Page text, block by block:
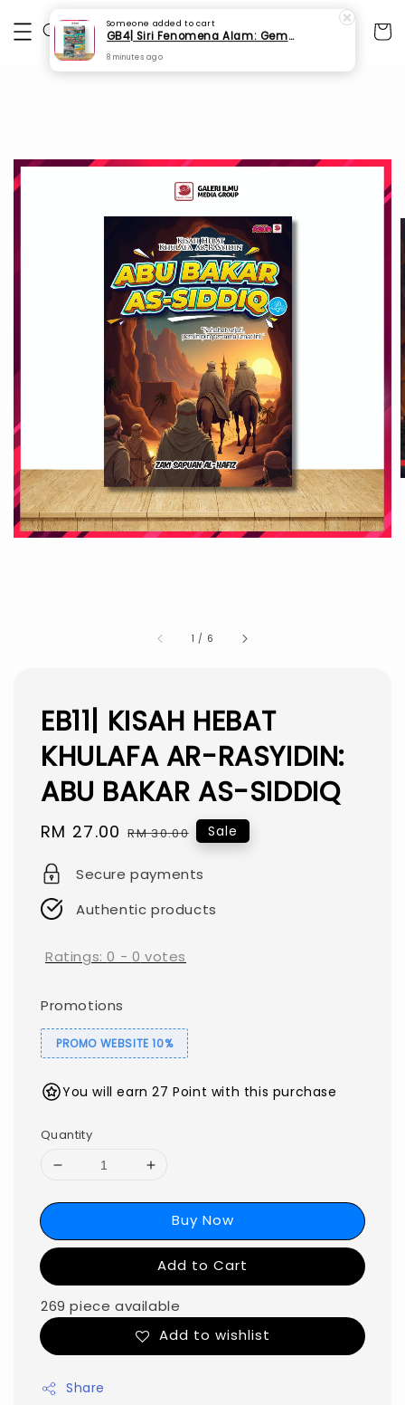
1 / 6
EB11| KISAH HEBAT
KHULAFA AR-RASYIDIN:
ABU BAKAR AS-SIDDIQ
Sale
RM 27.00 Regular
RM 30.00 Sale
Secure payments
Authentic products
Ratings:0 - 0 votes
Promotions
PROMO WEBSITE 10%
You will earn 27 Point with this purchase
Quantity
Buy Now
Add to Cart
269 piece available
Add to wishlist
Share
Someone added to cart
GB4| Siri Fenomena Alam: Gempa Bumi & Tsunami Yang Memusnahkan Kehidupan (SFM 2A)
8 minutes ago